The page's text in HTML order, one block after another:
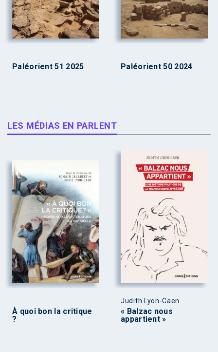
Paléorient 51 2025 Paléorient 50 2024
LES MÉDIAS EN PARLENT
À quoi bon la critique
?
Judith Lyon-Caen
« Balzac nous
appartient »